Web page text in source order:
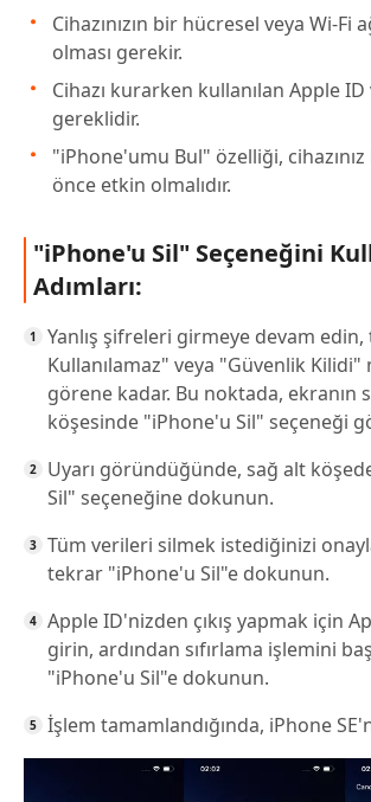
Cihazınızın bir hücresel veya Wi-Fi
olması gerekir.
Cihazı kurarken kullanılan Apple
gereklidir.
"iPhone'umu Bul" özelliği,
önce etkin olmalıdır.
"iPhone'u Sil" Seçeneğini
Adımları:
Yanlış şifreleri girmeye devam
Kullanılamaz" veya "Güvenlik Kilidi"
görene kadar. Bu noktada, ekranın
köşesinde "iPhone'u Sil" seçeneği
Uyarı göründüğünde, sağ alt
Sil" seçeneğine dokunun.
Tüm verileri silmek istediğinizi
tekrar "iPhone'u Sil"e dokunun.
Apple ID'nizden çıkış yapmak için
girin, ardından sıfırlama işlemini
"iPhone'u Sil"e dokunun.
İşlem tamamlandığında, iPhone